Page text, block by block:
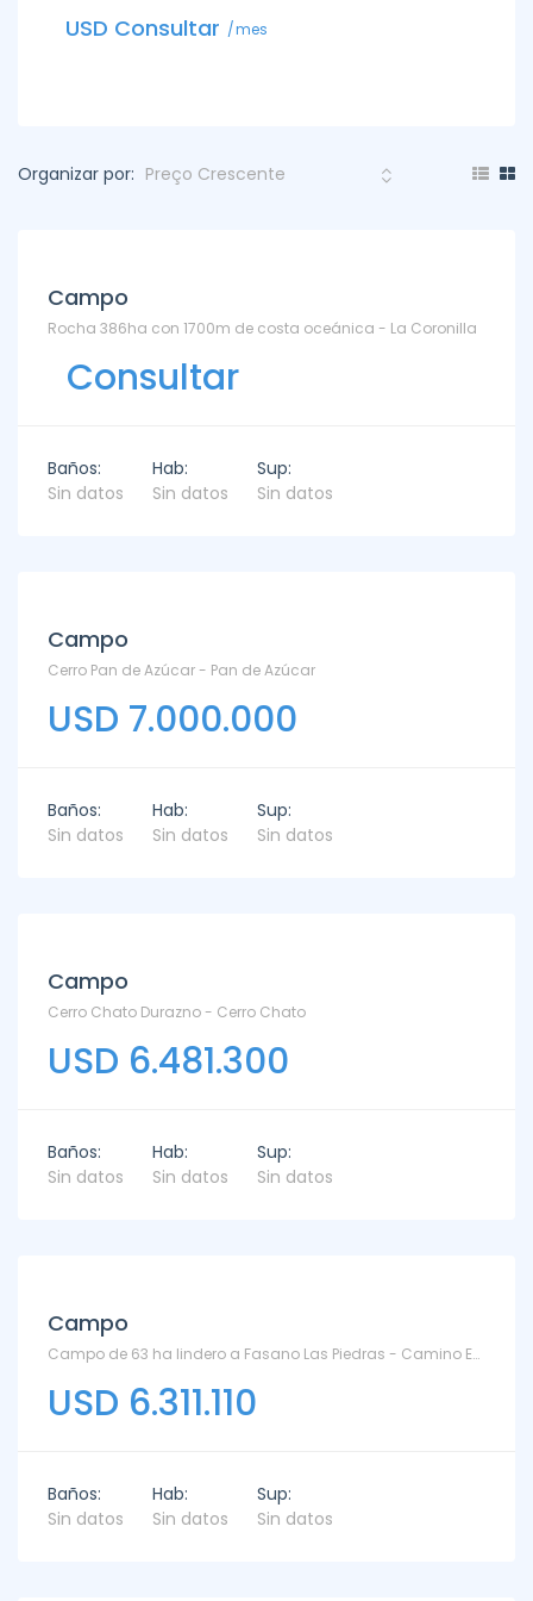
USD Consultar mes
Organizar por:
Campo
Rocha 386ha con 1700m de costa oceánica - La Coronilla
Consultar
Baños:
Sin datos
Hab:
Sin datos
Sup:
Sin datos
Campo
Cerro Pan de Azúcar - Pan de Azúcar
USD 7.000.000
Baños:
Sin datos
Hab:
Sin datos
Sup:
Sin datos
Campo
Cerro Chato Durazno - Cerro Chato
USD 6.481.300
Baños:
Sin datos
Hab:
Sin datos
Sup:
Sin datos
Campo
Campo de 63 ha lindero a Fasano Las Piedras - Camino Eguzquiza
USD 6.311.110
Baños:
Sin datos
Hab:
Sin datos
Sup:
Sin datos